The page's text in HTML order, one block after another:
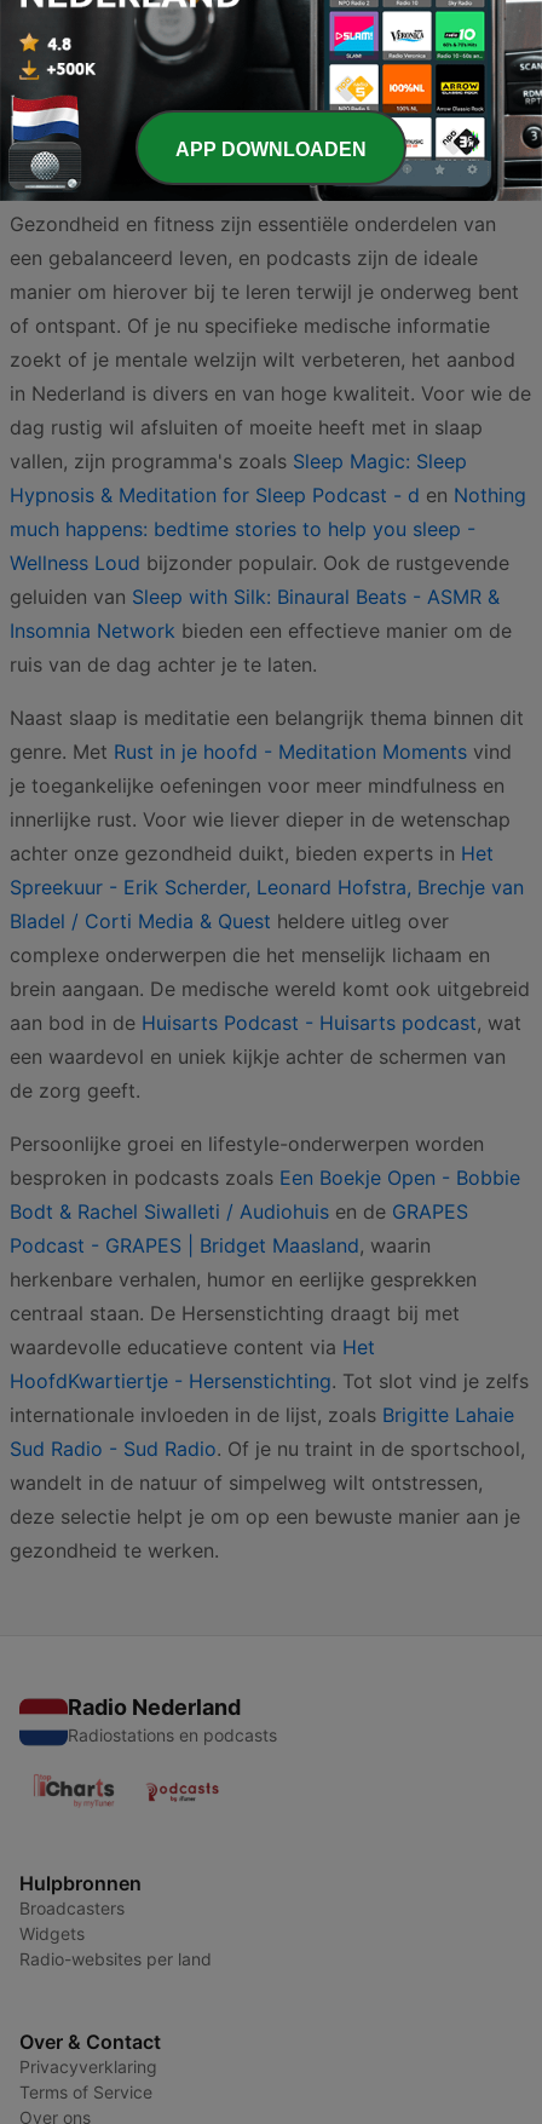
Pagina 2
3
<
>
Gezondheid en fitness zijn essentiële onderdelen van
een gebalanceerd leven, en podcasts zijn de ideale
manier om hierover bij te leren terwijl je onderweg bent
of ontspant. Of je nu specifieke medische informatie
zoekt of je mentale welzijn wilt verbeteren, het aanbod
in Nederland is divers en van hoge kwaliteit. Voor wie de
dag rustig wil afsluiten of moeite heeft met in slaap
vallen, zijn programma's zoals Sleep Magic: Sleep
Hypnosis & Meditation for Sleep Podcast - d en Nothing
much happens: bedtime stories to help you sleep -
Wellness Loud bijzonder populair. Ook de rustgevende
geluiden van Sleep with Silk: Binaural Beats - ASMR &
Insomnia Network bieden een effectieve manier om de
ruis van de dag achter je te laten.
Naast slaap is meditatie een belangrijk thema binnen dit
genre. Met Rust in je hoofd - Meditation Moments vind
je toegankelijke oefeningen voor meer mindfulness en
innerlijke rust. Voor wie liever dieper in de wetenschap
achter onze gezondheid duikt, bieden experts in Het
Spreekuur - Erik Scherder, Leonard Hofstra, Brechje van
Bladel / Corti Media & Quest heldere uitleg over
complexe onderwerpen die het menselijk lichaam en
brein aangaan. De medische wereld komt ook uitgebreid
aan bod in de Huisarts Podcast - Huisarts podcast, wat
een waardevol en uniek kijkje achter de schermen van
de zorg geeft.
Persoonlijke groei en lifestyle-onderwerpen worden
besproken in podcasts zoals Een Boekje Open - Bobbie
Bodt & Rachel Siwalleti / Audiohuis en de GRAPES
Podcast - GRAPES | Bridget Maasland, waarin
herkenbare verhalen, humor en eerlijke gesprekken
centraal staan. De Hersenstichting draagt bij met
waardevolle educatieve content via Het
HoofdKwartiertje - Hersenstichting. Tot slot vind je zelfs
internationale invloeden in de lijst, zoals Brigitte Lahaie
Sud Radio - Sud Radio. Of je nu traint in de sportschool,
wandelt in de natuur of simpelweg wilt ontstressen,
deze selectie helpt je om op een bewuste manier aan je
gezondheid te werken.
Radio Nederland
Radiostations en podcasts
Hulpbronnen
Broadcasters
Widgets
Radio-websites per land
Over & Contact
Privacyverklaring
Terms of Service
Over ons
APP DOWNLOADEN